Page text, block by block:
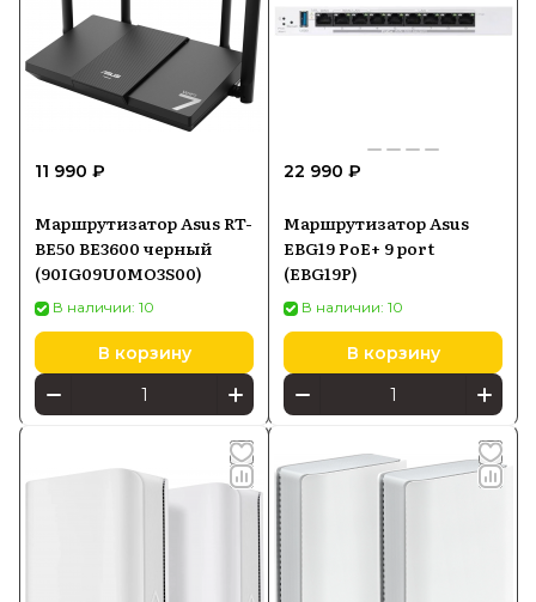
11 990 ₽
Маршрутизатор Asus RT-
BE50 BE3600 черный
(90IG09U0MO3S00)
В наличии: 10
В корзину
22 990 ₽
Маршрутизатор Asus
EBG19 PoE+ 9 port
(EBG19P)
В наличии: 10
В корзину